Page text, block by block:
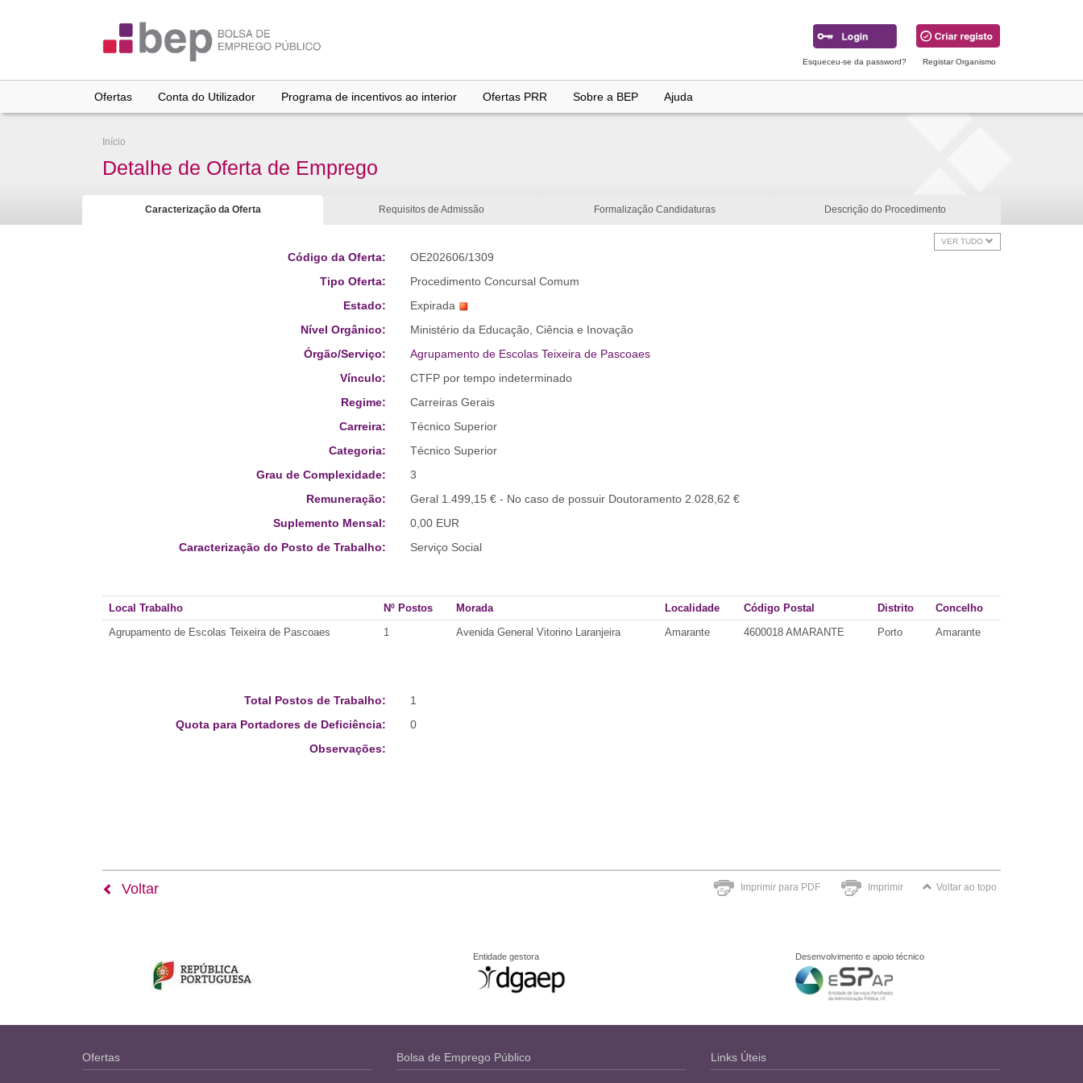
Esqueceu-se da password? Registar Organismo
Ofertas Conta do Utilizador Programa de incentivos ao interior Ofertas PRR Sobre a BEP Ajuda
Início
Detalhe de Oferta de Emprego
Caracterização da Oferta Requisitos de Admissão Formalização Candidaturas Descrição do Procedimento
VER TUDO
Código da Oferta:
OE202606/1309
Tipo Oferta:
Procedimento Concursal Comum
Estado:
Expirada
Nível Orgânico:
Ministério da Educação, Ciência e Inovação
Órgão/Serviço:
Agrupamento de Escolas Teixeira de Pascoaes
Vínculo:
CTFP por tempo indeterminado
Regime:
Carreiras Gerais
Carreira:
Técnico Superior
Categoria:
Técnico Superior
Grau de Complexidade:
3
Remuneração:
Geral 1.499,15 € - No caso de possuir Doutoramento 2.028,62 €
Suplemento Mensal:
0,00 EUR
Caracterização do Posto de Trabalho:
Serviço Social
Local Trabalho Nº Postos Morada Localidade Código Postal Distrito
Concelho
Agrupamento de Escolas Teixeira de Pascoaes
1 Avenida General Vitorino Laranjeira Amarante 4600018 AMARANTE Porto Amarante
Total Postos de Trabalho:
1
Quota para Portadores de Deficiência:
0
Observações:
Imprimir para PDF Imprimir Voltar ao topo
Voltar
Entidade gestora Desenvolvimento e apoio técnico
Ofertas Bolsa de Emprego Público Links Úteis